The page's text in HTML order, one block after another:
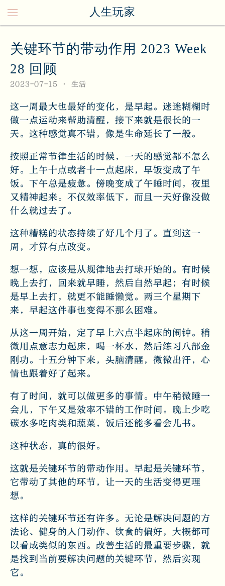
人生玩家
关键环节的带动作用 2023 Week
28 回顾
2023-07-15 生活
这一周最大也最好的变化，是早起。迷迷糊糊时
做一点运动来帮助清醒，接下来就是很长的一
天。这种感觉真不错，像是生命延长了一般。
按照正常节律生活的时候，一天的感觉都不怎么
好。上午十点或者十一点起床，早饭变成了午
饭。下午总是疲惫。傍晚变成了午睡时间，夜里
又精神起来。不仅效率低下，而且一天好像没做
什么就过去了。
这种糟糕的状态持续了好几个月了。直到这一
周，才算有点改变。
想一想，应该是从规律地去打球开始的。有时候
晚上去打，回来就早睡，然后自然早起；有时候
是早上去打，就更不能睡懒觉。两三个星期下
来，早起这件事也变得不那么困难。
从这一周开始，定了早上六点半起床的闹钟。稍
微用点意志力起床，喝一杯水，然后练习八部金
刚功。十五分钟下来，头脑清醒，微微出汗，心
情也跟着好了起来。
有了时间，就可以做更多的事情。中午稍微睡一
会儿，下午又是效率不错的工作时间。晚上少吃
碳水多吃肉类和蔬菜，饭后还能多看会儿书。
这种状态，真的很好。
这就是关键环节的带动作用。早起是关键环节，
它带动了其他的环节，让一天的生活变得更理
想。
这样的关键环节还有许多。无论是解决问题的方
法论、健身的入门动作、饮食的偏好，大概都可
以看成类似的东西。改善生活的最重要步骤，就
是找到当前要解决问题的关键环节，然后实现
它。